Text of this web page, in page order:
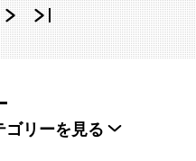
ゴリーを見る